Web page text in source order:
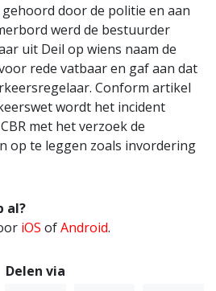
door de politie en aan
werd de bestuurder
uit Deil op wiens naam de
rede vatbaar en gaf aan dat
Conform artikel
wordt het incident
met het verzoek de
op te leggen zoals invordering
al?
iOS ofAndroid.
Delen via